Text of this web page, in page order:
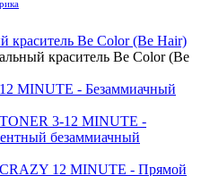
краситель Be Color (Be Hair)
краситель Be Color (Be
MINUTE - Безаммиачный
3-12 MINUTE -
безаммиачный
12 MINUTE - Прямой